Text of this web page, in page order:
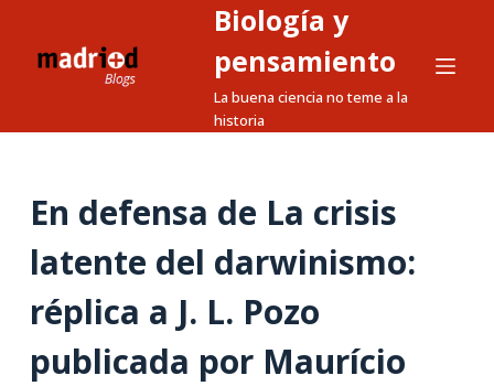
a
n
Biología y
pensamiento
La buena ciencia no teme a la
historia
En defensa de La crisis
latente del darwinismo:
réplica a J. L. Pozo
publicada por Maurício